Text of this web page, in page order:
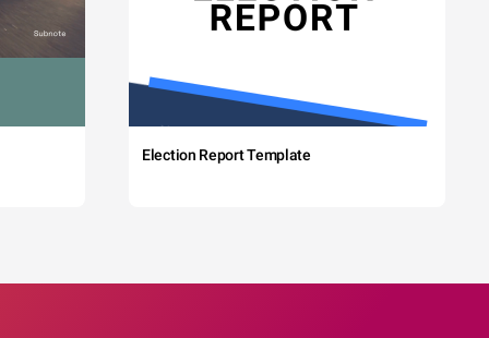
Election Report Template